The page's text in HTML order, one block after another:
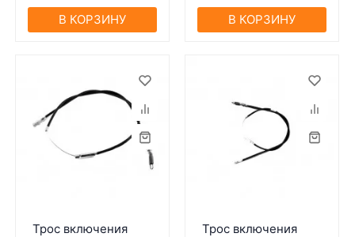
В КОРЗИНУ В КОРЗИНУ
Трос включения
Трос включения